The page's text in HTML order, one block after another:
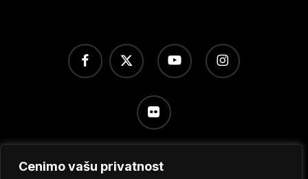
Cenimo vašu privatnost
x-
twitter
facebook youtube instagram
flickr